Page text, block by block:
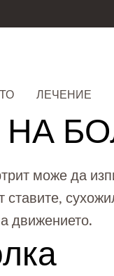
ЛЕЧЕНИЕ
може да
движението.